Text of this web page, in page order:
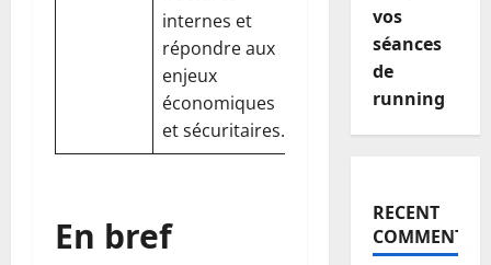
internes et
répondre aux
enjeux
économiques
et sécuritaires.
En bref
vos
séances
de
running
RECENT
COMMENTS